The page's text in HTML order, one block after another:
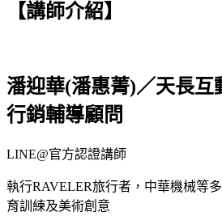
【講師介紹】
潘迎華(潘惠菁)／天長互
行銷輔導顧問
LINE@官方認證講師
執行RAVELER旅行者，中華機械等
育訓練及美術創意